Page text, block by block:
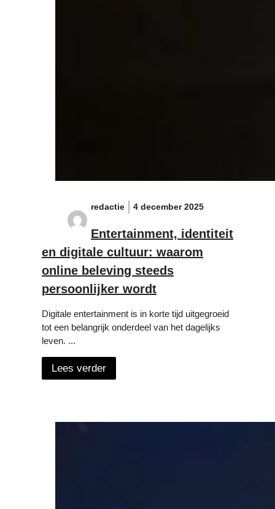
redactie 4 december 2025
Entertainment, identiteit
en digitale cultuur: waarom
online beleving steeds
persoonlijker wordt
Digitale entertainment is in korte tijd uitgegroeid
tot een belangrijk onderdeel van het dagelijks
leven. ...
Lees verder